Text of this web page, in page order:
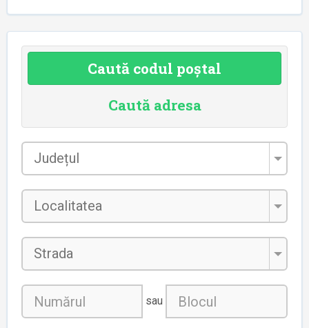
Caută codul poștal
Caută adresa
Județul
Localitatea
Strada
sau